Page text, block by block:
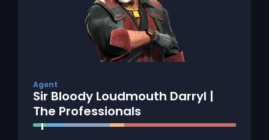
Agent
Sir Bloody Loudmouth Darryl |
The Professionals